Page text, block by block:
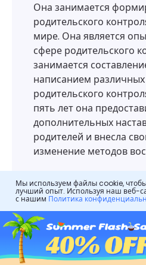
Она занимается
родительского
мире. Она является
сфере родительского
занимается
написанием
родительского
пять лет она
дополнительных
родителей и внесла
изменение методов
Оставить ответ
Мы используем файлы cookie,
лучший опыт. Используя наш веб-
с нашим Политика